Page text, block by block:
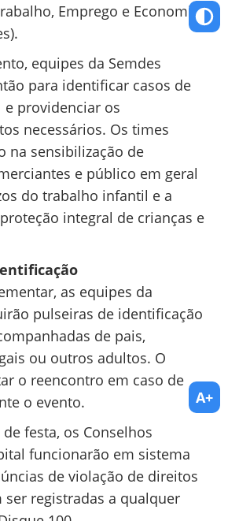
Emprego e Economia
equipes da Semdes
para identificar casos de
providenciar os
necessários. Os times
na sensibilização de
e público em geral
do trabalho infantil e a
integral de crianças e
as equipes da
pulseiras de identificação
de pais,
ou outros adultos. O
o reencontro em caso de
o evento.
festa, os Conselhos
funcionarão em sistema
de violação de direitos
registradas a qualquer
A+